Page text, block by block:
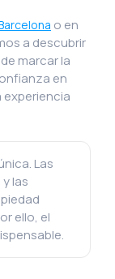
o en
a descubrir
marcar la
en
experiencia
Las
las
ello, el